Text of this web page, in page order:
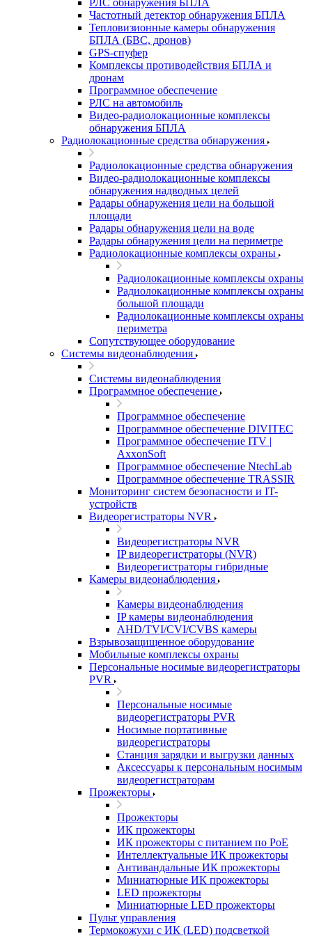
РЛС обнаружения БПЛА
Частотный детектор обнаружения БПЛА
Тепловизионные камеры обнаружения
БПЛА (БВС, дронов)
GPS-спуфер
Комплексы противодействия БПЛА и
дронам
Программное обеспечение
РЛС на автомобиль
Видео-радиолокационные комплексы
обнаружения БПЛА
Радиолокационные средства обнаружения
Радиолокационные средства обнаружения
Видео-радиолокационные комплексы
обнаружения надводных целей
Радары обнаружения цели на большой
площади
Радары обнаружения цели на воде
Радары обнаружения цели на периметре
Радиолокационные комплексы охраны
Радиолокационные комплексы охраны
Радиолокационные комплексы охраны
большой площади
Радиолокационные комплексы охраны
периметра
Сопутствующее оборудование
Системы видеонаблюдения
Системы видеонаблюдения
Программное обеспечение
Программное обеспечение
Программное обеспечение DIVITEC
Программное обеспечение ITV |
AxxonSoft
Программное обеспечение NtechLab
Программное обеспечение TRASSIR
Мониторинг систем безопасности и IT-
устройств
Видеорегистраторы NVR
Видеорегистраторы NVR
IP видеорегистраторы (NVR)
Видеорегистраторы гибридные
Камеры видеонаблюдения
Камеры видеонаблюдения
IP камеры видеонаблюдения
AHD/TVI/CVI/CVBS камеры
Взрывозащищенное оборудование
Мобильные комплексы охраны
Персональные носимые видеорегистраторы
PVR
Персональные носимые
видеорегистраторы PVR
Носимые портативные
видеорегистраторы
Станция зарядки и выгрузки данных
Аксессуары к персональным носимым
видеорегистраторам
Прожекторы
Прожекторы
ИК прожекторы
ИК прожекторы с питанием по PoE
Интеллектуальные ИК прожекторы
Антивандальные ИК прожекторы
Миниатюрные ИК прожекторы
LED прожекторы
Миниатюрные LED прожекторы
Пульт управления
Термокожухи с ИК (LED) подсветкой